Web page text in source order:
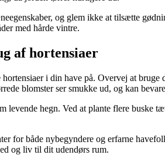
og glem ikke at tilsætte
med hårde vintre.
af hortensiaer
i din have på. Overvej at
blomster ser smukke ud, og kan
levende hegn. Ved at plante flere
for både nybegyndere og erfarne
og liv til dit udendørs rum.